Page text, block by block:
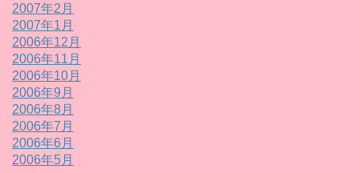
2007年2月
2007年1月
2006年12月
2006年11月
2006年10月
2006年9月
2006年8月
2006年7月
2006年6月
2006年5月